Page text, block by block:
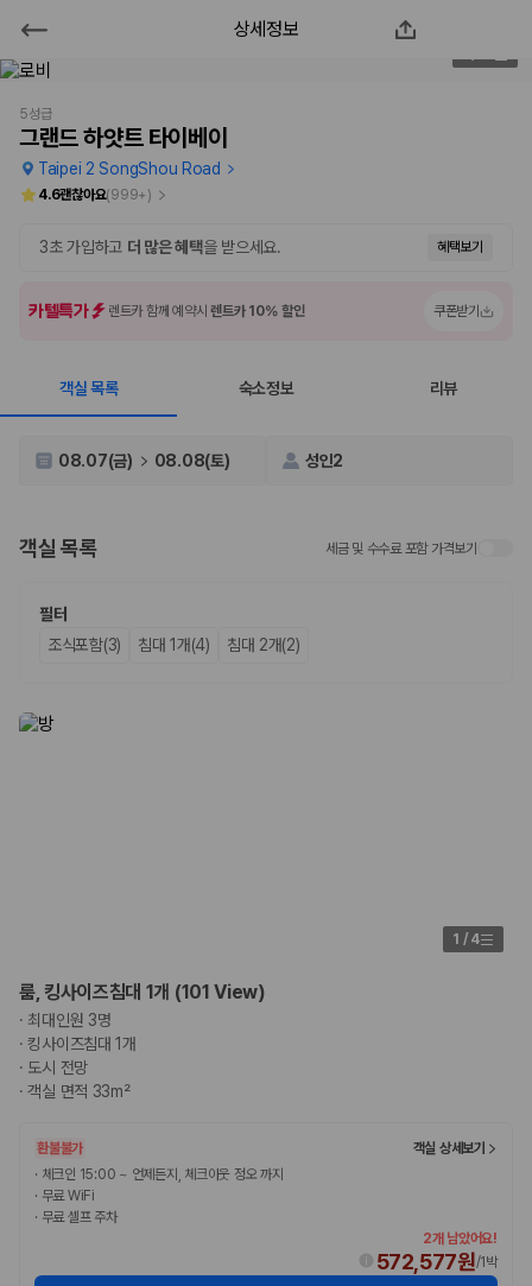
그랜드 하얏트 타이베이
2000만 이용고객이 선택한 제주 렌트카 가격비교 플랫폼
제주렌트카 가격비교는 카모아에서 한 번에
제주도 렌트카는 업체마다 차량 가격, 보험 조건, 면책금, 보상 한도, 인수
장소, 취소 규정이 다릅니다. 카모아는 여러 제주 렌트카 업체의 조건을 한
업체별 가격비교:
제주 렌트카 업체별 실시간 예약 가능 차량과 요금
차종별 최저가 비교:
인원에 맞는 차종별 가격을 비교합니다.
보험 조건 비교:일반자차, 완전자차, 슈퍼자차의 면책금과 보상 한
확인합니다.
실시간 예약:
제주렌트카 최저가는 차량 기본요금만으로 판단하기 어렵습니다. 보험 포
함 여부, 면책금, 보상 한도, 옵션 비용, 취소 수수료를 함께 확인해야 실제
로 저렴한 차량을 고를 수 있습니다.
2. 보험 조건은 가격만큼 중요합니다
완전자차와 슈퍼자차는 업체별 보장 범위가 다를 수 있습니다. 카모아에서
는 제주 렌트카 가격과 함께 보험 조건을 비교해 여행 스타일에 맞는 보장
3. 제주공항 접근성과 셔틀 조건을 함께 확인하세요
제주 렌트카는 차량 인수 위치와 셔틀 편의성에 따라 실제 이용 만족도가
달라집니다. 공항에서 렌트카 사무실까지의 이동 조건을 가격과 함께 비교
상세정보
5성급
그랜드 하얏트 타이베이
Taipei 2 SongShou Road
4.6괜찮아요(999+)
3초 가입하고 더 많은 혜택을 받으세요. 혜택보기
카텔특가 렌트카 함께 예약시렌트카 10% 할인 쿠폰받기
객실 목록 숙소정보 리뷰
08.07(금) 08.08(토) 성인2
객실 목록 세금 및 수수료 포함 가격보기
필터
조식포함(3)
침대 1개(4) 침대 2개(2)
1 / 4
룸, 킹사이즈침대 1개 (101 View)
· 최대인원 3명
·킹사이즈침대 1개
· 도시 전망
·객실 면적 33m²
환불불가
객실 상세보기
· 체크인 15:00 ~ 언제든지, 체크아웃 정오 까지
· 무료 WiFi
· 무료 셀프 주차
2개 남았어요!
572,577원/1박